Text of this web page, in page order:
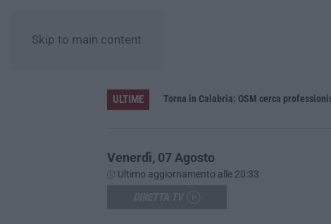
Skip to main content
ULTIME
Venerdì, 07 Agosto
Ultimo aggiornamento alle 20:33